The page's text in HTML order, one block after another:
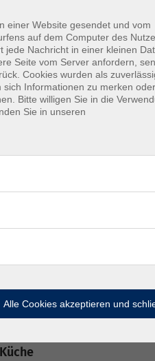
– Lebendiges für
Immunsystem stärken
mit Diäten! Wenn
Wissen vom gesunden
einer Website gesendet und vom
auf dem Computer des
Nachricht in einer kleinen
Seite vom Server anfordern,
Cookies wurden als
Informationen zu merken
Bitte willigen Sie in die
Sie in unseren
Alle Cookies akzeptieren und